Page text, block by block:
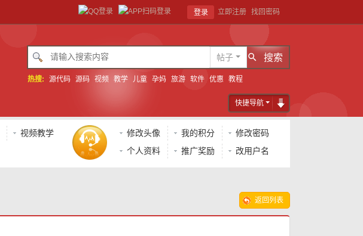
登录 立即注册 找回密码
帖子 搜索
热搜: 源代码 源码 视频 教学 儿童 孕妈 旅游 软件 优惠 教程
快捷导航
视频教学
修改头像 我的积分
修改密码
个人资料
推广奖励 改用户名
返回列表